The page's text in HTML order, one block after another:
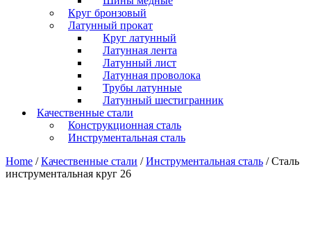
Круг бронзовый
Латунный прокат
Круг латунный
Латунная лента
Латунный лист
Латунная проволока
Трубы латунные
Латунный шестигранник
Качественные стали
Конструкционная сталь
Инструментальная сталь
Home /Качественные стали /Инструментальная сталь / Сталь
инструментальная круг 26